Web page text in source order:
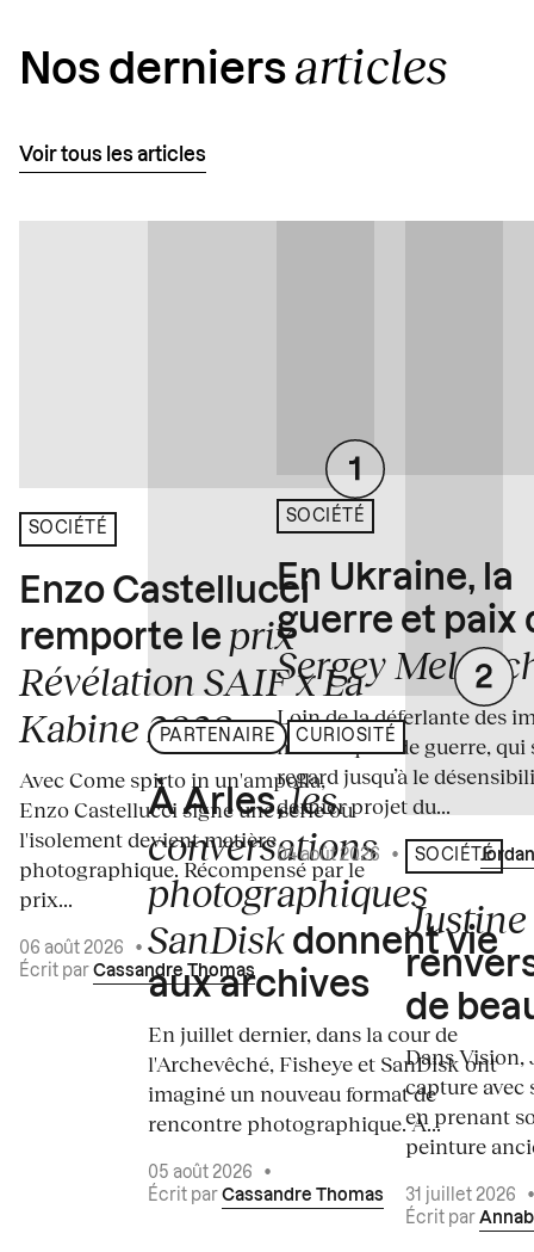
Nos derniers articles
Voir tous les articles
SOCIÉTÉ
Enzo Castellucci
remporte le prix
Révélation SAIF x La
Kabine 2026
Avec Come spirto in un'ampolla,
Enzo Castellucci signe une série où
l'isolement devient matière
photographique. Récompensé par le
prix...
06 août 2026
•
Écrit par Cassandre Thomas
PARTENAIRE CURIOSITÉ
À Arles,les
conversations
photographiques
SanDisk donnent vie
aux archives
En juillet dernier, dans la cour de
l'Archevêché, Fisheye et SanDisk ont
imaginé un nouveau format de
rencontre photographique. À...
05 août 2026
•
Écrit par Cassandre Thomas
SOCIÉTÉ
En Ukraine, la
guerre et paix
Sergey
Loin de la déferlante des
médiatiques de guerre, qui
regard jusqu’à le
dernier projet du...
04 août 2026 • Écrit par
SOCIÉTÉ
de
Dans
capture avec
en prenant
peinture
31 juillet 2026
Écrit par